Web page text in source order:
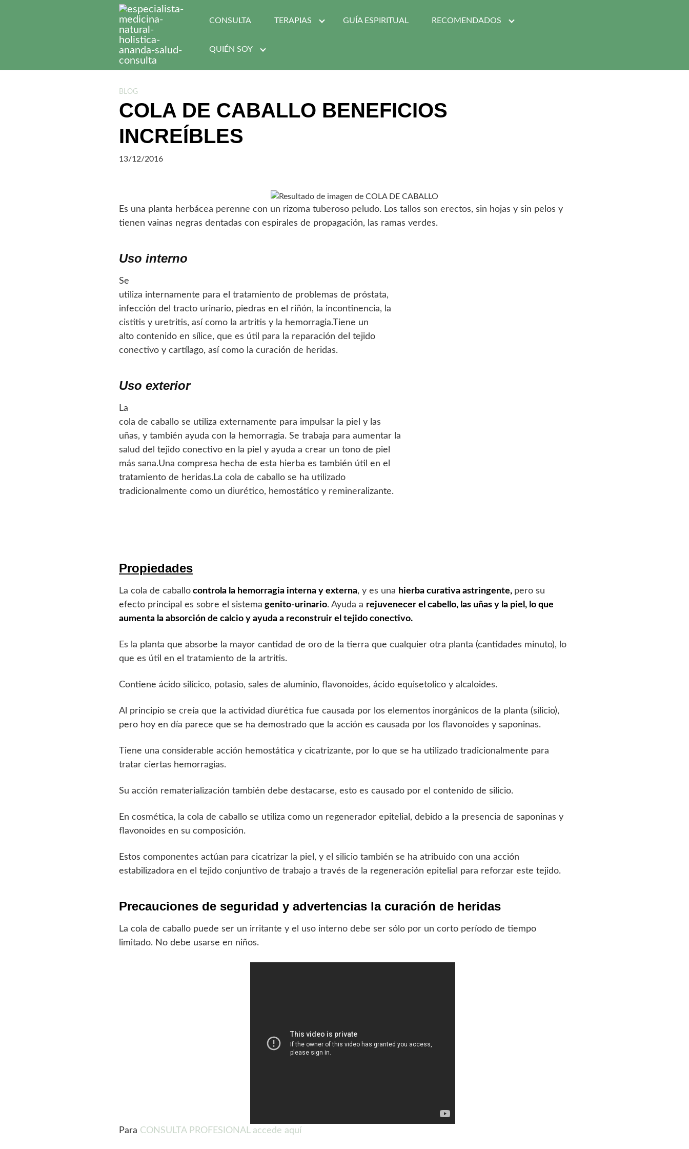
CONSULTA TERAPIAS GUÍA ESPIRITUAL RECOMENDADOS
QUIÉN SOY
BLOG
COLA DE CABALLO BENEFICIOS
INCREÍBLES
13/12/2016
Es una planta herbácea perenne con un rizoma tuberoso peludo. Los tallos son erectos, sin hojas y sin pelos y
tienen vainas negras dentadas con espirales de propagación, las ramas verdes.
Uso interno
Se
utiliza internamente para el tratamiento de problemas de próstata,
infección del tracto urinario, piedras en el riñón, la incontinencia, la
cistitis y uretritis, así como la artritis y la hemorragia.Tiene un
alto contenido en sílice, que es útil para la reparación del tejido
conectivo y cartílago, así como la curación de heridas.
Uso exterior
La
cola de caballo se utiliza externamente para impulsar la piel y las
uñas, y también ayuda con la hemorragia. Se trabaja para aumentar la
salud del tejido conectivo en la piel y ayuda a crear un tono de piel
más sana.Una compresa hecha de esta hierba es también útil en el
tratamiento de heridas.La cola de caballo se ha utilizado
tradicionalmente como un diurético, hemostático y remineralizante.
Propiedades
La cola de caballo controla la hemorragia interna y externa, y es una hierba curativa astringente, pero su
efecto principal es sobre el sistema genito-urinario. Ayuda a rejuvenecer el cabello, las uñas y la piel, lo que
aumenta la absorción de calcio y ayuda a reconstruir el tejido conectivo.
Es la planta que absorbe la mayor cantidad de oro de la tierra que cualquier otra planta (cantidades minuto), lo
que es útil en el tratamiento de la artritis.
Contiene ácido silícico, potasio, sales de aluminio, flavonoides, ácido equisetolico y alcaloides.
Al principio se creía que la actividad diurética fue causada por los elementos inorgánicos de la planta (silicio),
pero hoy en día parece que se ha demostrado que la acción es causada por los flavonoides y saponinas.
Tiene una considerable acción hemostática y cicatrizante, por lo que se ha utilizado tradicionalmente para
tratar ciertas hemorragias.
Su acción rematerialización también debe destacarse, esto es causado por el contenido de silicio.
En cosmética, la cola de caballo se utiliza como un regenerador epitelial, debido a la presencia de saponinas y
flavonoides en su composición.
Estos componentes actúan para cicatrizar la piel, y el silicio también se ha atribuido con una acción
estabilizadora en el tejido conjuntivo de trabajo a través de la regeneración epitelial para reforzar este tejido.
Precauciones de seguridad y advertencias la curación de heridas
La cola de caballo puede ser un irritante y el uso interno debe ser sólo por un corto período de tiempo
limitado. No debe usarse en niños.
Para CONSULTA PROFESIONAL accede aquí